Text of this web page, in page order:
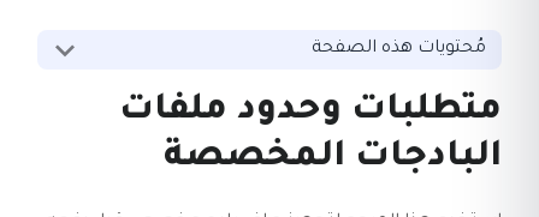
مُحتويات هذه الصفحة
متطلبات وحدود ملفات
البادجات المخصصة